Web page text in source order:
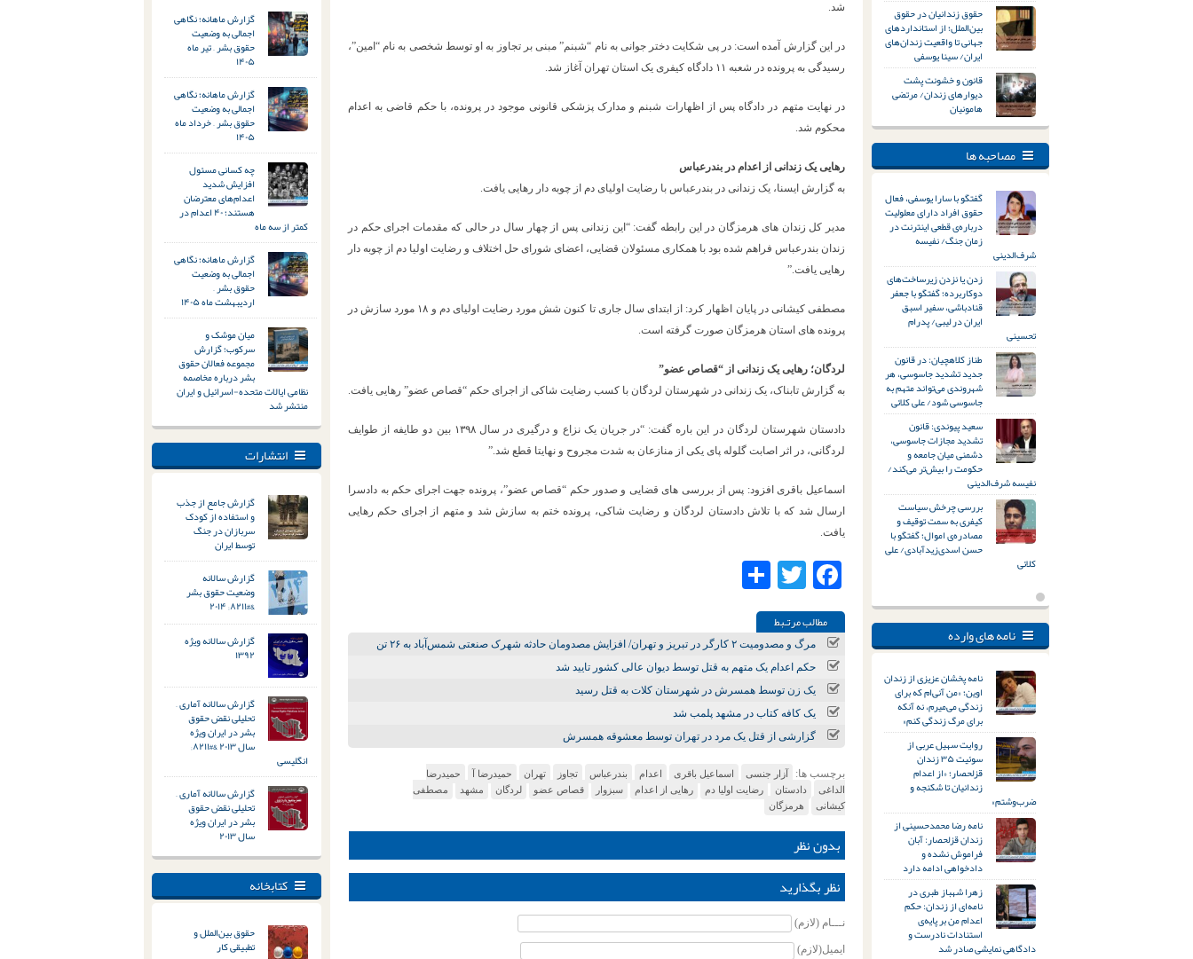
گزارش ماهانه؛ نگاهی
اجمالی به وضعیت
حقوق بشر – تیر ماه
۱۴۰۵
گزارش ماهانه؛ نگاهی
اجمالی به وضعیت
حقوق بشر – خرداد ماه
۱۴۰۵
چه کسانی مسئول
افزایش شدید
اعدام‌های معترضان
هستند؛ ۴۰ اعدام در
کمتر از سه ماه
گزارش ماهانه؛ نگاهی
اجمالی به وضعیت
حقوق بشر –
اردیبهشت ماه ۱۴۰۵
میان موشک و
سرکوب؛ گزارش
مجموعه فعالان حقوق
بشر درباره مخاصمه
نظامی ایالات متحده-اسرائیل و ایران
منتشر شد
انتشارات
گزارش جامع از جذب
و استفاده از کودک
سربازان در جنگ
توسط ایران
گزارش سالانه
وضعیت حقوق بشر
&#۸۲۱۱; ۲۰۱۴
گزارش سالانه ویژه
۱۳۹۲
گزارش سالانه آماری –
تحلیلی نقض حقوق
بشر در ایران ویژه
سال ۲۰۱۳ &#۸۲۱۱;
انگلیسی
گزارش سالانه آماری –
تحلیلی نقض حقوق
بشر در ایران ویژه
سال ۲۰۱۳
کتابخانه
حقوق بین‌الملل و
تطبیقی کار
شد.
در این گزارش آمده است: در پی شکایت دختر جوانی به نام “شبنم” مبنی بر تجاوز به او توسط شخصی به نام “امین”،
رسیدگی به پرونده در شعبه ۱۱ دادگاه کیفری یک استان تهران آغاز شد.
در نهایت متهم در دادگاه پس از اظهارات شبنم و مدارک پزشکی قانونی موجود در پرونده، با حکم قاضی به اعدام
محکوم شد.
رهایی یک زندانی از اعدام در بندرعباس
به گزارش ایسنا، یک زندانی در بندرعباس با رضایت اولیای دم از چوبه دار رهایی یافت.
مدیر کل زندان های هرمزگان در این رابطه گفت: “این زندانی پس از چهار سال در حالی که مقدمات اجرای حکم در
زندان بندرعباس فراهم شده بود با همکاری مسئولان قضایی، اعضای شورای حل اختلاف و رضایت اولیا دم از چوبه دار
رهایی یافت.”
مصطفی کیشانی در پایان اظهار کرد: از ابتدای سال جاری تا کنون شش مورد رضایت اولیای دم و ۱۸ مورد سازش در
پرونده های استان هرمزگان صورت گرفته است.
لردگان؛ رهایی یک زندانی از “قصاص عضو”
به گزارش تابناک، یک زندانی در شهرستان لردگان با کسب رضایت شاکی از اجرای حکم “قصاص عضو” رهایی یافت.
دادستان شهرستان لردگان در این باره گفت: “در جریان یک نزاع و درگیری در سال ۱۳۹۸ بین دو طایفه از طوایف
لردگانی، در اثر اصابت گلوله پای یکی از منازعان به شدت مجروح و نهایتا قطع شد.”
اسماعیل باقری افزود: پس از بررسی های قضایی و صدور حکم “قصاص عضو”، پرونده جهت اجرای حکم به دادسرا
ارسال شد که با تلاش دادستان لردگان و رضایت شاکی، پرونده ختم به سازش شد و متهم از اجرای حکم رهایی
یافت.
Facebook
Twitter
مطالب مرتـبط
مرگ و مصدومیت ۲ کارگر در تبریز و تهران/ افزایش مصدومان حادثه شهرک صنعتی شمس‌آباد به ۲۶ تن
حکم اعدام یک متهم به قتل توسط دیوان عالی کشور تایید شد
یک زن توسط همسرش در شهرستان کلات به قتل رسید
یک کافه کتاب در مشهد پلمب شد
گزارشی از قتل یک مرد در تهران توسط معشوقه همسرش
برچسب ها: آزار جنسی اسماعیل باقری اعدام بندرعباس تجاوز تهران حمیدرضا آ
حمیدرضا
الداغی
دادستان رضایت اولیا دم رهایی از اعدام سبزوار قصاص عضو لردگان مشهد
مصطفی
کیشانی
هرمزگان
بدون نظر
نظر بگذارید
نـــام (لازم)
ایمیل(لازم)
حقوق زندانیان در حقوق
بین‌الملل؛ از استانداردهای
جهانی تا واقعیت زندان‌های
ایران/ سینا یوسفی
قانون و خشونت پشت
دیوارهای زندان/ مرتضی
هامونیان
مصاحبه ها
گفتگو با سارا یوسفی، فعال
حقوق افراد دارای معلولیت
درباره‌ی قطعی اینترنت در
زمان جنگ/ نفیسه
شرف‌الدینی
زدن یا نزدن زیرساخت‌های
دوکاربرده؛ گفتگو با جعفر
قنادباشی، سفیر اسبق
ایران در لیبی/ پدرام
تحسینی
طناز کلاهچیان: در قانون
جدید تشدید جاسوسی، هر
شهروندی می‌تواند متهم به
جاسوسی شود/ علی کلائی
سعید پیوندی: قانون
تشدید مجازات جاسوسی،
دشمنی میان جامعه و
حکومت را بیش‌تر می‌کند/
نفیسه شرف‌الدینی
بررسی چرخش سیاست
کیفری به سمت توقیف و
مصادره‌ی اموال؛ گفتگو با
حسن اسدی‌زیدآبادی/ علی
کلائی
نامه های وارده
نامه پخشان عزیزی از زندان
اوین؛ «من آنی‌ام که برای
زندگی می‌میرم، نه آنکه
برای مرگ زندگی کنم»
روایت سهیل عربی از
سوئیت ۳۵ زندان
قزلحصار؛ «از اعدام
زندانیان تا شکنجه و
ضرب‌وشتم»
نامه رضا محمدحسینی از
زندان قزلحصار: آبان
فراموش نشده و
دادخواهی ادامه دارد
زهرا شهباز طبری در
نامه‌ای از زندان: حکم
اعدام من بر پایه‌ی
استنادات نادرست و
دادگاهی نمایشی صادر شد